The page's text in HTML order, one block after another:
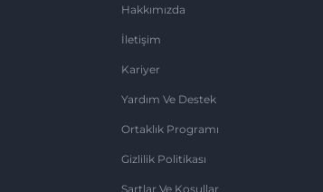
Hakkımızda
İletişim
Kariyer
Yardım Ve Destek
Ortaklık Programı
Gizlilik Politikası
Şartlar Ve Koşullar